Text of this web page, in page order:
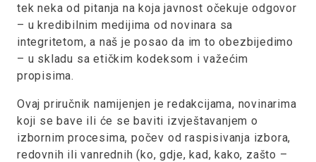
tek neka od pitanja na koja javnost očekuje odgovor
– u kredibilnim medijima od novinara sa
integritetom, a naš je posao da im to obezbijedimo
– u skladu sa etičkim kodeksom i važećim
propisima.
Ovaj priručnik namijenjen je redakcijama, novinarima
koji se bave ili će se baviti izvještavanjem o
izbornim procesima, počev od raspisivanja izbora,
redovnih ili vanrednih (ko, gdje, kad, kako, zašto –